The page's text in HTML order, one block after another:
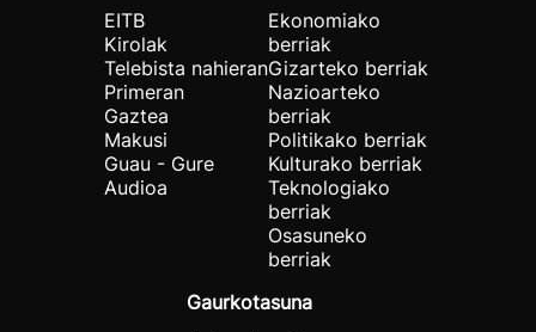
EITB
Kirolak
Telebista nahieran
Primeran
Gaztea
Makusi
Guau - Gure
Audioa
Ekonomiako
berriak
Gizarteko berriak
Nazioarteko
berriak
Politikako berriak
Kulturako berriak
Teknologiako
berriak
Osasuneko
berriak
Gaurkotasuna